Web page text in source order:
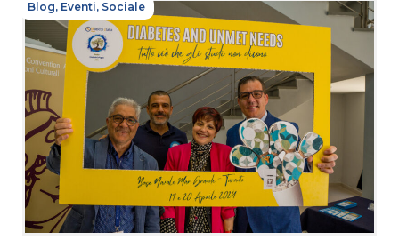
Blog, Eventi, Sociale